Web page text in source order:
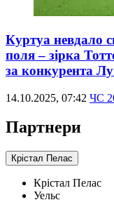
Куртуа невдало
поля – зірка
за конкурента
14.10.2025, 07:42 ЧС
Партнери
Крістал Пелас
Крістал Пелас
Уельс